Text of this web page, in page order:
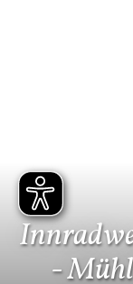
-